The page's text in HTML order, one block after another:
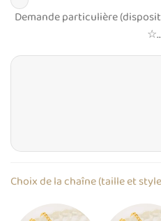
Demande particulière
Choix de la chaîne (taille et